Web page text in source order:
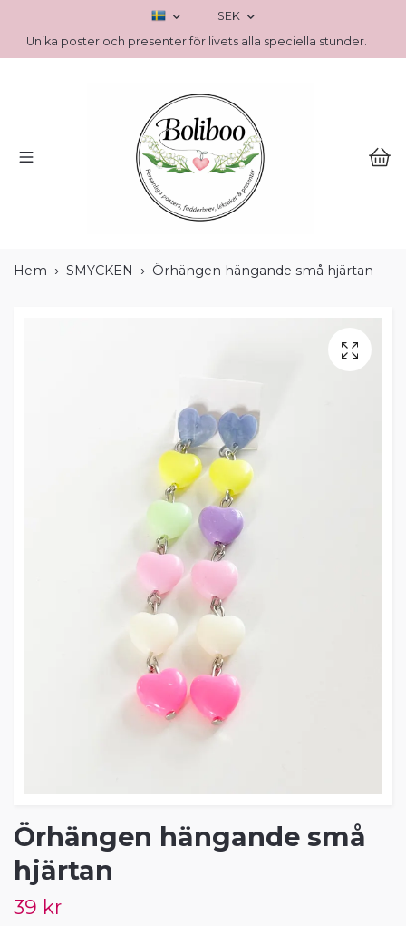
SEK
Unika poster och presenter för livets alla speciella stunder.
Hem SMYCKEN Örhängen hängande små hjärtan
Örhängen hängande små
hjärtan
39 kr